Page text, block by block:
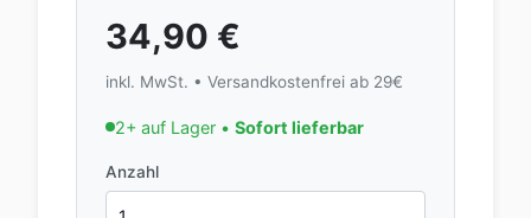
34,90 €
inkl. MwSt. • Versandkostenfrei ab 29€
2+ auf Lager • Sofort lieferbar
Anzahl